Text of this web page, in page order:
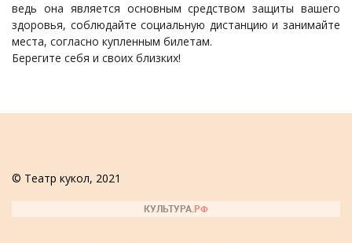
ведь она является основным средством защиты вашего
здоровья, соблюдайте социальную дистанцию и занимайте
места, согласно купленным билетам.
Берегите себя и своих близких!
© Театр кукол, 2021